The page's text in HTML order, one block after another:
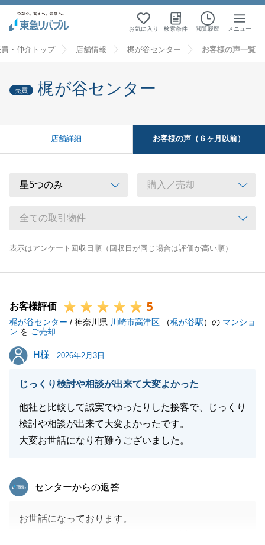
お気に入り 検索条件 閲覧履歴 メニュー
・仲介トップ 店舗情報 梶が谷センター お客様の声一覧
売買 梶が谷センター
店舗詳細 お客様の声（６ヶ月以前）
表示はアンケート回収日順（回収日が同じ場合は評価が高い順）
お客様評価 5
梶が谷センター / 神奈川県 川崎市高津区 （梶が谷駅）の マンショ
ン を ご売却
H様
H様 2026年2月3日
じっくり検討や相談が出来て大変よかった
他社と比較して誠実でゆったりした接客で、じっくり
検討や相談が出来て大変よかったです。
大変お世話になり有難うございました。
東急リバブル
センターからの返答
お世話になっております。